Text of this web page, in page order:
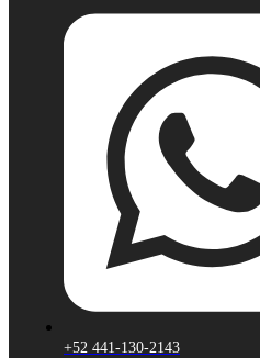
+52 441-130-2143